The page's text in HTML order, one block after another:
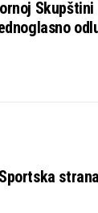
Skupštini
Sportska